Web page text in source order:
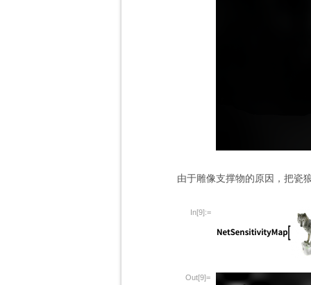
由于雕像支撑物的原因，把瓷
In[9]:=
Out[9]=